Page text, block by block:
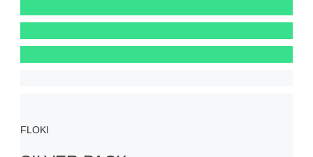
FLOKI